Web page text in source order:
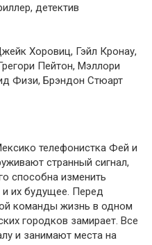
детектив
Хоровиц, Гэйл Кронау,
Пейтон, Мэллори
Физи, Брэндон Стюарт
телефонистка Фей и
странный сигнал,
способна изменить
и их будущее. Перед
команды жизнь в одном
городков замирает. Все
и занимают места на